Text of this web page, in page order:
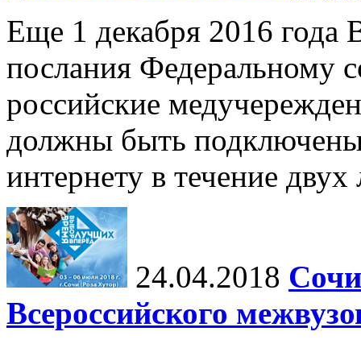
Еще 1 декабря 2016 года
послания Федеральному
российские
должны быть
интернету в течение двух
24.04.2018
Всероссийского